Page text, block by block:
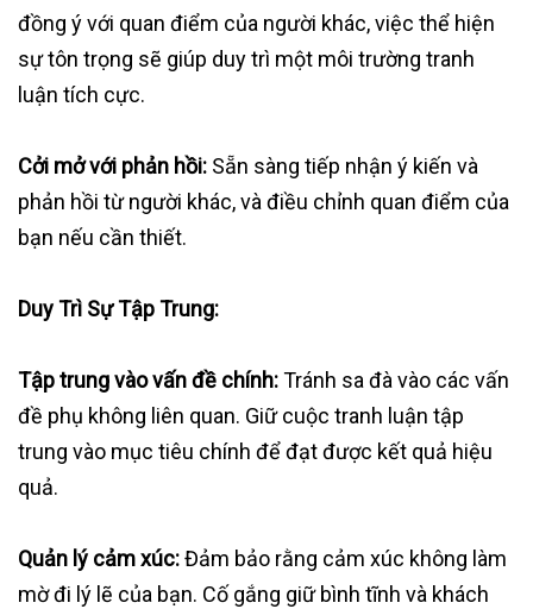
đồng ý với quan điểm của người khác, việc thể hiện
sự tôn trọng sẽ giúp duy trì một môi trường tranh
luận tích cực.
Cởi mở với phản hồi: Sẵn sàng tiếp nhận ý kiến và
phản hồi từ người khác, và điều chỉnh quan điểm của
bạn nếu cần thiết.
Duy Trì Sự Tập Trung:
Tập trung vào vấn đề chính:Tránh sa đà vào các vấn
đề phụ không liên quan. Giữ cuộc tranh luận tập
trung vào mục tiêu chính để đạt được kết quả hiệu
quả.
Quản lý cảm xúc:Đảm bảo rằng cảm xúc không làm
mờ đi lý lẽ của bạn. Cố gắng giữ bình tĩnh và khách